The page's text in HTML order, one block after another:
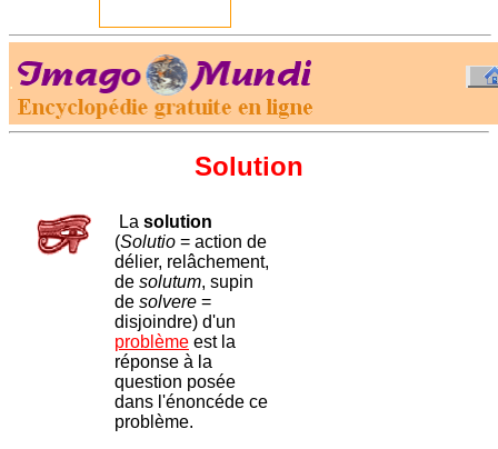
.
Solution
La solution
(Solutio = action de
délier, relâchement,
de solutum, supin
de solvere =
disjoindre) d'un
problème est la
réponse à la
question posée
dans l'énoncéde ce
problème.